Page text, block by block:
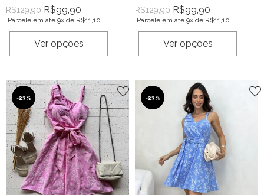
R$129,90 R$99,90
Parcele em até 9x de R$11,10
Ver opções
R$129,90 R$99,90
Parcele em até 9x de R$11,10
Ver opções
-23% -23%